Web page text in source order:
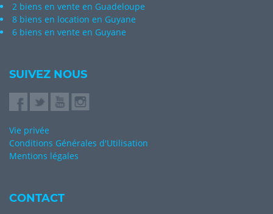
2 biens en vente en Guadeloupe
8 biens en location en Guyane
6 biens en vente en Guyane
SUIVEZ NOUS
Vie privée
Conditions Générales d'Utilisation
Mentions légales
CONTACT